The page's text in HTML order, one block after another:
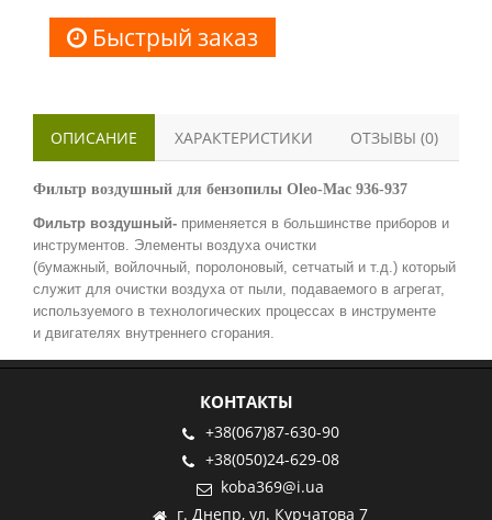
Быстрый заказ
ОПИСАНИЕ ХАРАКТЕРИСТИКИ ОТЗЫВЫ (0)
Фильтр воздушный для бензопилы Oleo-Mac 936-937
Фильтр воздушный- применяется в большинстве приборов и
инструментов. Элементы воздуха очистки
(бумажный, войлочный, поролоновый, сетчатый и т.д.) который
служит для очистки воздуха от пыли, подаваемого в агрегат,
используемого в технологических процессах в инструменте
и двигателях внутреннего сгорания.
КОНТАКТЫ
+38(067)87-630-90
+38(050)24-629-08
koba369@i.ua
г. Днепр, ул. Курчатова 7